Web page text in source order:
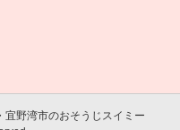
野湾市のおそうじスイミー